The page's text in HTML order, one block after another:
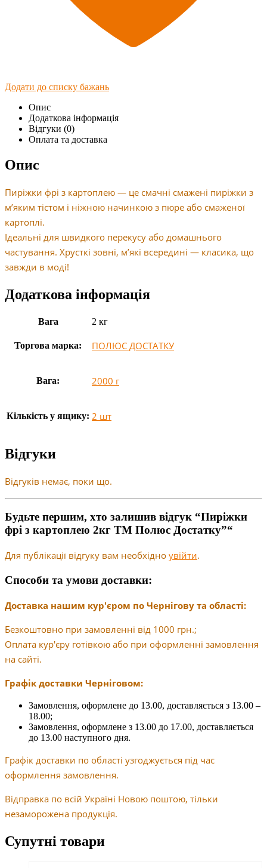
Додати до списку бажань
Опис
Додаткова інформація
Відгуки (0)
Оплата та доставка
Опис
Пиріжки фрі з картоплею — це смачні смажені пиріжки з
м’яким тістом і ніжною начинкою з пюре або смаженої
картоплі.
Ідеальні для швидкого перекусу або домашнього
частування. Хрусткі зовні, м’які всередині — класика, що
завжди в моді!
Додаткова інформація
Вага 2 кг
Торгова марка: ПОЛЮС ДОСТАТКУ
Вага: 2000 г
Кількість у ящику: 2 шт
Відгуки
Відгуків немає, поки що.
Будьте першим, хто залишив відгук “Пиріжки
фрі з картоплею 2кг ТМ Полюс Достатку”“
Для публікації відгуку вам необхідно увійти.
Способи та умови доставки:
Доставка нашим кур'єром по Чернігову та області:
Безкоштовно при замовленні від 1000 грн.;
Оплата кур'єру готівкою або при оформленні замовлення
на сайті.
Графік доставки Черніговом:
Замовлення, оформлене до 13.00, доставляється з 13.00 –
18.00;
Замовлення, оформлене з 13.00 до 17.00, доставляється
до 13.00 наступного дня.
Графік доставки по області узгоджується під час
оформлення замовлення.
Відправка по всій Україні Новою поштою, тільки
незаморожена продукція.
Супутні товари